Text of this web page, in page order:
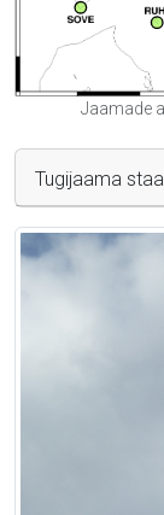
Jaamade
Tugijaama